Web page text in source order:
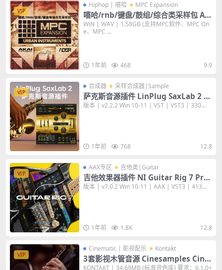
VIP
Hiphop | 嘻哈 MPC Expansion
嘻哈/rnb/键盘/鼓组/综合类采样包 AK
AI MPC Software Expansion Urban
Instruments v1.0.2 [WiN+WAV] 音
WiN | WAV | 1.58GB (支持MPC软件、MPC On
e、MPC ...
1年前 468 9.9
VIP
合成器 采样合成器|Sample
萨克斯音源插件 LinPlug SaxLab 2 v
2.2.2 [WiN+MAC]
版本 | v2.2.2 Win 10-11 | VST | VST3 | 330...
1年前 768 12.8
VIP
AAX专区 吉他类|Guitar
吉他效果器插件 NI Guitar Rig 7 Pro
v7.0.2 [WiN+MAC] 完整版
版本 | v7.0.2 Win 10-11 | AAX | VST3 | 413...
1年前 1.8K 12.8
VIP
Cinematic | 影视配乐 Kontakt
3套影视木管音源 Cinesamples Cine
Winds Pro / Core / Monster Low W
KONTAKT | 34.69MB (标准音色库) 要求：6.1.0+